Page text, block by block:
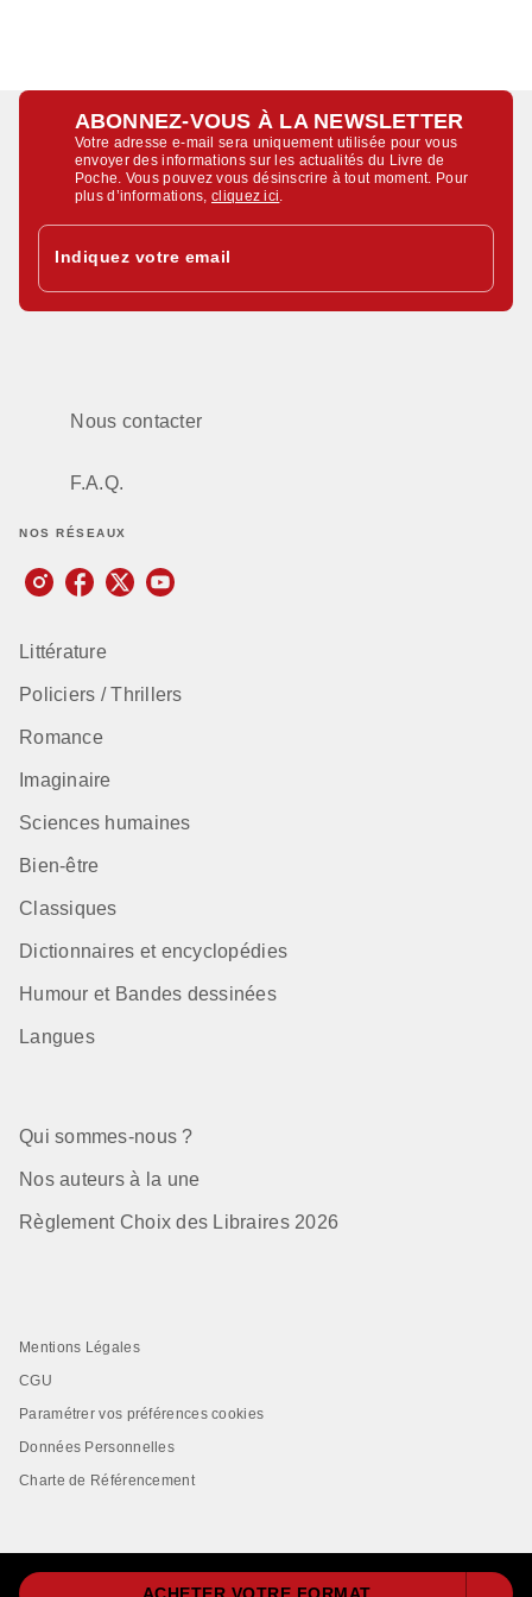
ABONNEZ-VOUS À LA NEWSLETTER
Votre adresse e-mail sera uniquement utilisée pour vous
envoyer des informations sur les actualités du Livre de
Poche. Vous pouvez vous désinscrire à tout moment. Pour
plus d’informations,cliquez ici
Indiquez votre email
Nous contacter
F.A.Q.
NOS RÉSEAUX
Littérature
Policiers / Thrillers
Romance
Imaginaire
Sciences humaines
Bien-être
Classiques
Dictionnaires et encyclopédies
Humour et Bandes dessinées
Langues
Qui sommes-nous ?
Nos auteurs à la une
Règlement Choix des Libraires 2026
Mentions Légales
CGU
Paramétrer vos préférences cookies
Données Personnelles
Charte de Référencement